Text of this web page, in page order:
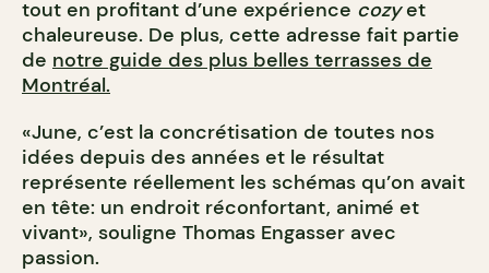
tout en profitant d’une expérience cozyet
chaleureuse. De plus, cette adresse fait partie
de notre guide des plus belles terrasses de
Montréal.
«June, c’est la concrétisation de toutes nos
idées depuis des années et le résultat
représente réellement les schémas qu’on avait
en tête: un endroit réconfortant, animé et
vivant», souligne Thomas Engasser avec
passion.